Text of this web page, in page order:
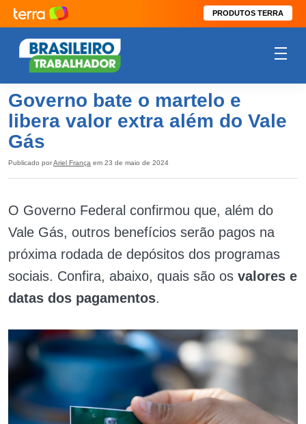
PRODUTOS TERRA
Governo bate o martelo e
libera valor extra além do Vale
Gás
Publicado porAriel França em 23 de maio de 2024
O Governo Federal confirmou que, além do
Vale Gás, outros benefícios serão pagos na
próxima rodada de depósitos dos programas
sociais. Confira, abaixo, quais são os valores e
datas dos pagamentos.